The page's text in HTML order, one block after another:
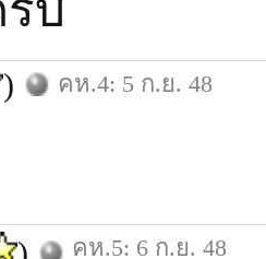
) คห.4: 5 ก.ย. 48
คห.5: 6 ก.ย. 48